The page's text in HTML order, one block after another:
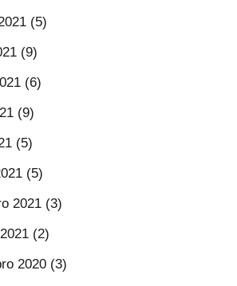
(5)
(9)
(6)
(9)
(5)
(5)
2021 (3)
(2)
2020 (3)